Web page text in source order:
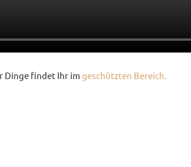
Dinge findet Ihr im geschützten Bereich.